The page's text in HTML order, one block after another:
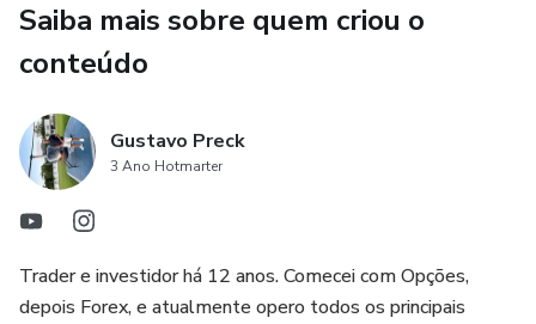
Saiba mais sobre quem criou o
conteúdo
Gustavo Preck
3 Ano Hotmarter
Trader e investidor há 12 anos. Comecei com Opções,
depois Forex, e atualmente opero todos os principais